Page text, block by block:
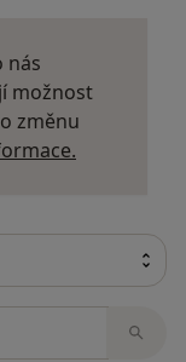
nás
možnost
změnu